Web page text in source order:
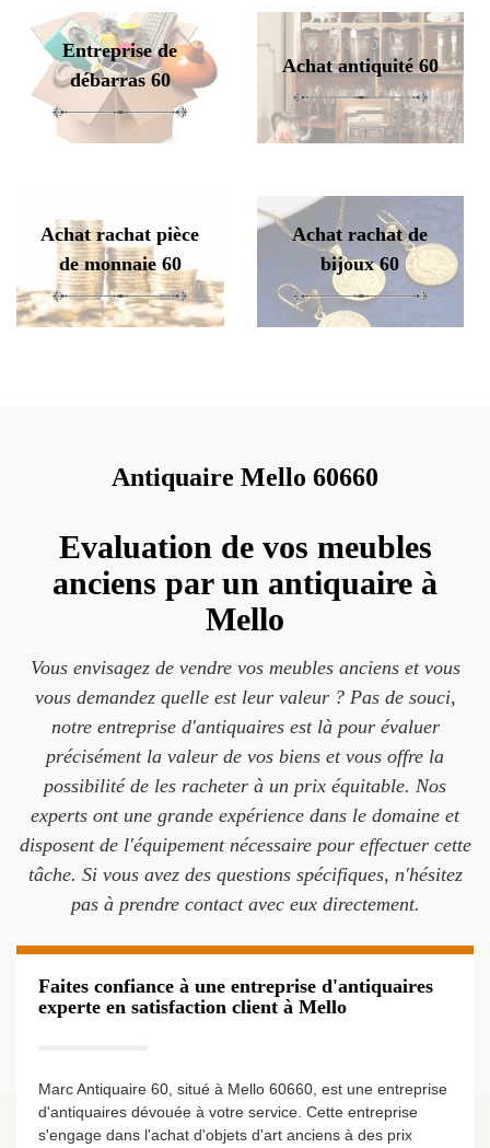
Entreprise de
débarras 60
Achat antiquité 60
Achat rachat pièce
de monnaie 60
Achat rachat de
bijoux 60
Antiquaire Mello 60660
Evaluation de vos meubles
anciens par un antiquaire à
Mello
Vous envisagez de vendre vos meubles anciens et vous
vous demandez quelle est leur valeur ? Pas de souci,
notre entreprise d'antiquaires est là pour évaluer
précisément la valeur de vos biens et vous offre la
possibilité de les racheter à un prix équitable. Nos
experts ont une grande expérience dans le domaine et
disposent de l'équipement nécessaire pour effectuer cette
tâche. Si vous avez des questions spécifiques, n'hésitez
pas à prendre contact avec eux directement.
Faites confiance à une entreprise d'antiquaires
experte en satisfaction client à Mello
Marc Antiquaire 60, situé à Mello 60660, est une entreprise
d'antiquaires dévouée à votre service. Cette entreprise
s'engage dans l'achat d'objets d'art anciens à des prix